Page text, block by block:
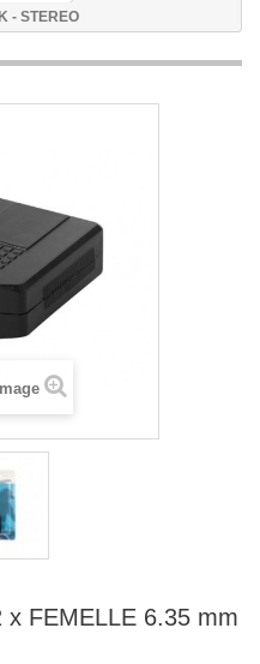
- STEREO
FEMELLE 6.35 mm